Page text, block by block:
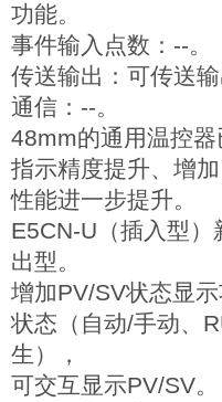
功能。
事件输入点数：--。
传送输出：可传送
通信：--。
48mm的通用温控器
指示精度提升、增
性能进一步提升。
E5CN-U（插入型
出型。
增加PV/SV状态显
状态（自动/手动、
生），
可交互显示PV/SV。